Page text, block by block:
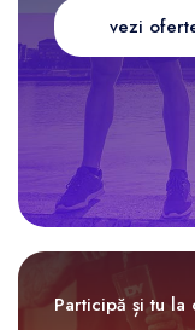
vezi
Participă și tu la